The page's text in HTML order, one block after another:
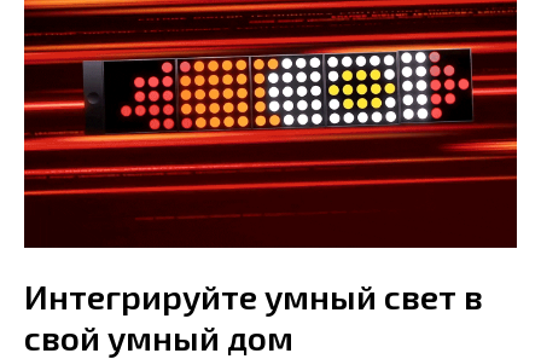
Интегрируйте умный свет в
свой умный дом